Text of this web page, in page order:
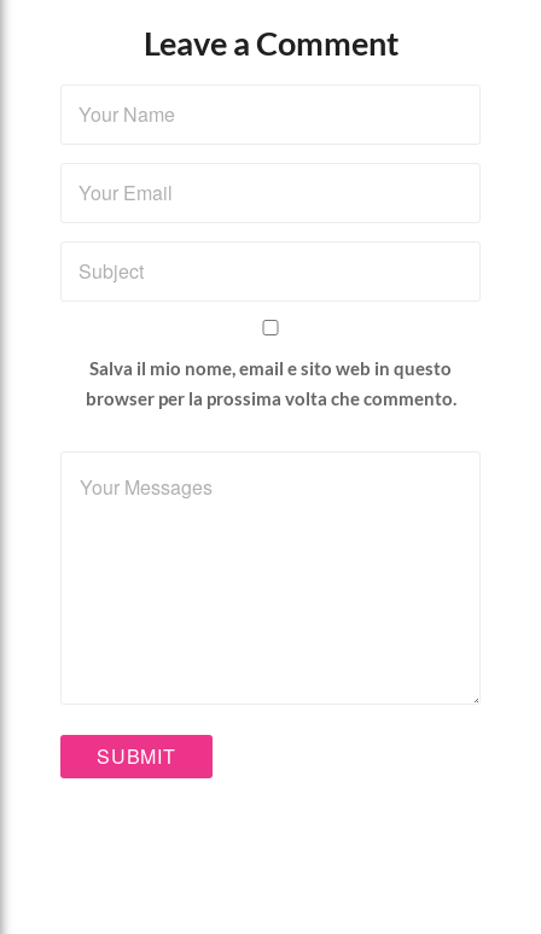
Leave a Comment
Salva il mio nome, email e sito web in questo
browser per la prossima volta che commento.